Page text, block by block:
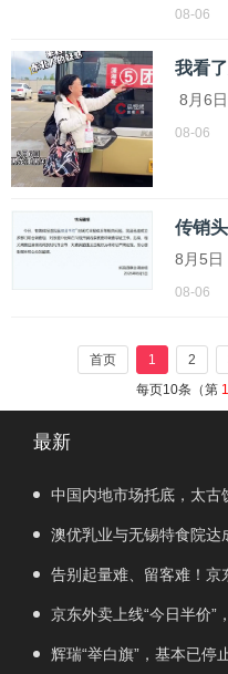
师的见
士当时
实，
08-06
8月6
旅游，
08-06
8月5日
报，针
查组，
调查取
08-06
首页 1 2
每页10条（第 1
最新
中国内地市场托底，太古
澳优乳业与无锡特食院达
养”战略
告别起量难、留客难！京
跑出确定性增长路径
京东外卖上线“今日半价”
辉瑞“举白旗”，基本已停